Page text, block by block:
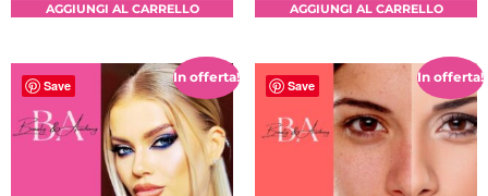
AGGIUNGI AL CARRELLO AGGIUNGI AL CARRELLO
Save
In offerta!
Save
In offerta!